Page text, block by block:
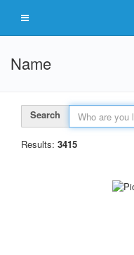
Name
Search
Results: 3415